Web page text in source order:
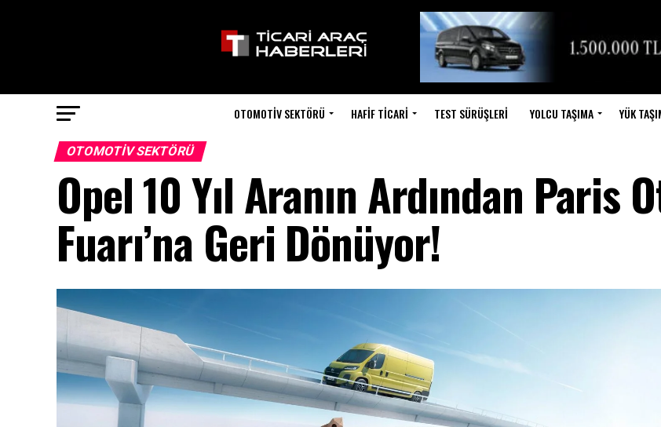
OTOMOTIV SEKTÖRÜ HAFIF TICARI TEST SÜRÜŞLERI YOLCU TAŞIMA YÜK
OTOMOTIV SEKTÖRÜ
Opel 10 Yıl Aranın Ardından Paris
Fuarı’na Geri Dönüyor!